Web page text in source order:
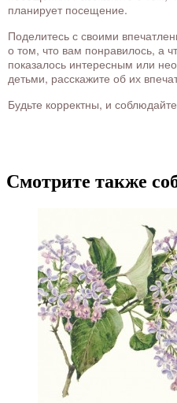
планирует посещение.
Поделитесь с своими
о том, что вам понравилось, а
показалось интересным или
детьми, расскажите об их
Будьте корректны, и
Смотрите также